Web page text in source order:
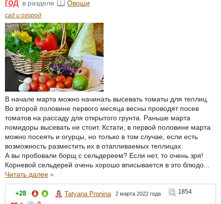
год в разделе Овощи
сад и огород
В начале марта можно начинать высевать томаты для теплиц.
Во второй половине первого месяца весны проводят посев
томатов на рассаду для открытого грунта. Раньше марта
помидоры высевать не стоит. Кстати, в первой половине марта
можно посеять и огурцы, но только в том случае, если есть
возможность разместить их в отапливаемых теплицах.
А вы пробовали борщ с сельдереем? Если нет, то очень зря!
Корневой сельдерей очень хорошо вписывается в это блюдо...
Читать далее»
+28 Tatyana Pronina 2 марта 2022 года
1854